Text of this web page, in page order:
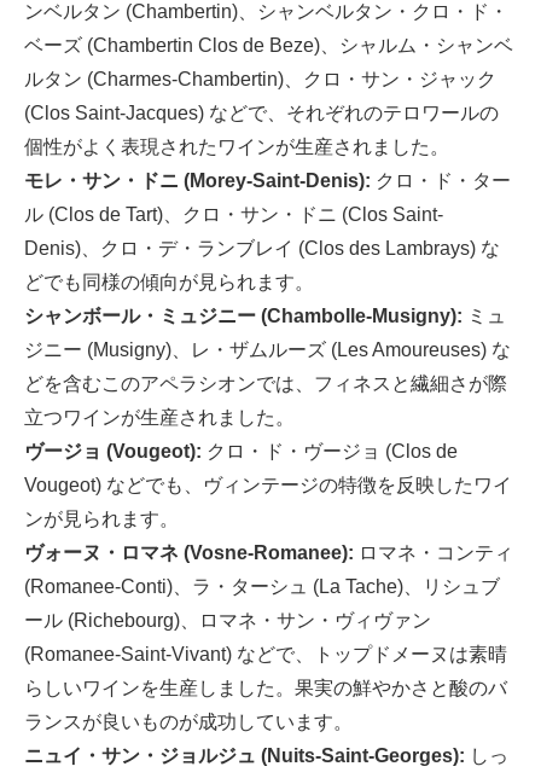
ンベルタン (Chambertin)、シャンベルタン・クロ・ド・
ベーズ (Chambertin Clos de Beze)、シャルム・シャンベ
ルタン (Charmes-Chambertin)、クロ・サン・ジャック
(Clos Saint-Jacques) などで、それぞれのテロワールの
個性がよく表現されたワインが生産されました。
モレ・サン・ドニ (Morey-Saint-Denis): クロ・ド・ター
ル (Clos de Tart)、クロ・サン・ドニ (Clos Saint-
Denis)、クロ・デ・ランブレイ (Clos des Lambrays) な
どでも同様の傾向が見られます。
シャンボール・ミュジニー (Chambolle-Musigny): ミュ
ジニー (Musigny)、レ・ザムルーズ (Les Amoureuses) な
どを含むこのアペラシオンでは、フィネスと繊細さが際
立つワインが生産されました。
ヴージョ (Vougeot): クロ・ド・ヴージョ (Clos de
Vougeot) などでも、ヴィンテージの特徴を反映したワイ
ンが見られます。
ヴォーヌ・ロマネ (Vosne-Romanee): ロマネ・コンティ
(Romanee-Conti)、ラ・ターシュ (La Tache)、リシュブ
ール (Richebourg)、ロマネ・サン・ヴィヴァン
(Romanee-Saint-Vivant) などで、トップドメーヌは素晴
らしいワインを生産しました。果実の鮮やかさと酸のバ
ランスが良いものが成功しています。
ニュイ・サン・ジョルジュ (Nuits-Saint-Georges): しっ